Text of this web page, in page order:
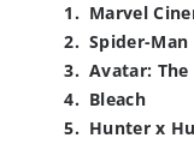
1. Marvel
2. Spider-Man
3. Avatar:
4. Bleach
5. Hunter x